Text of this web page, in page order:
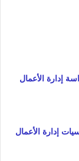
إدارة الأعمال
إدارة الأعمال